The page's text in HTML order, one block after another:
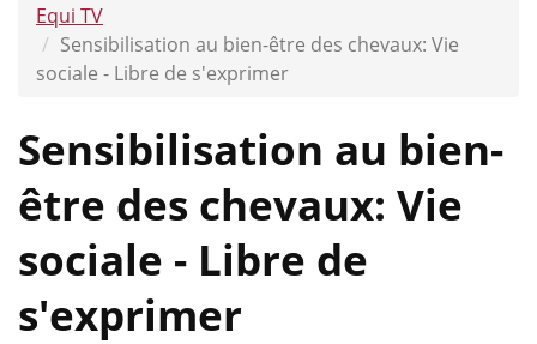
Equi TV
Sensibilisation au bien-être des chevaux: Vie
sociale - Libre de s'exprimer
Sensibilisation au bien-
être des chevaux: Vie
sociale - Libre de
s'exprimer